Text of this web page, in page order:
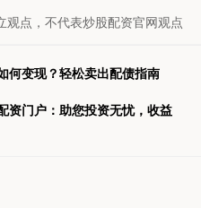
观点，不代表炒股配资官网观点
何变现？轻松卖出配债指南
资门户：助您投资无忧，收益